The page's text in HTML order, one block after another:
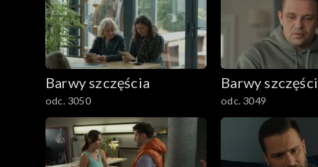
Barwy szczęścia
odc. 3050
Barwy
odc. 3049